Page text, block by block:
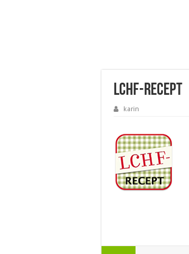
LCHF-recept
karin